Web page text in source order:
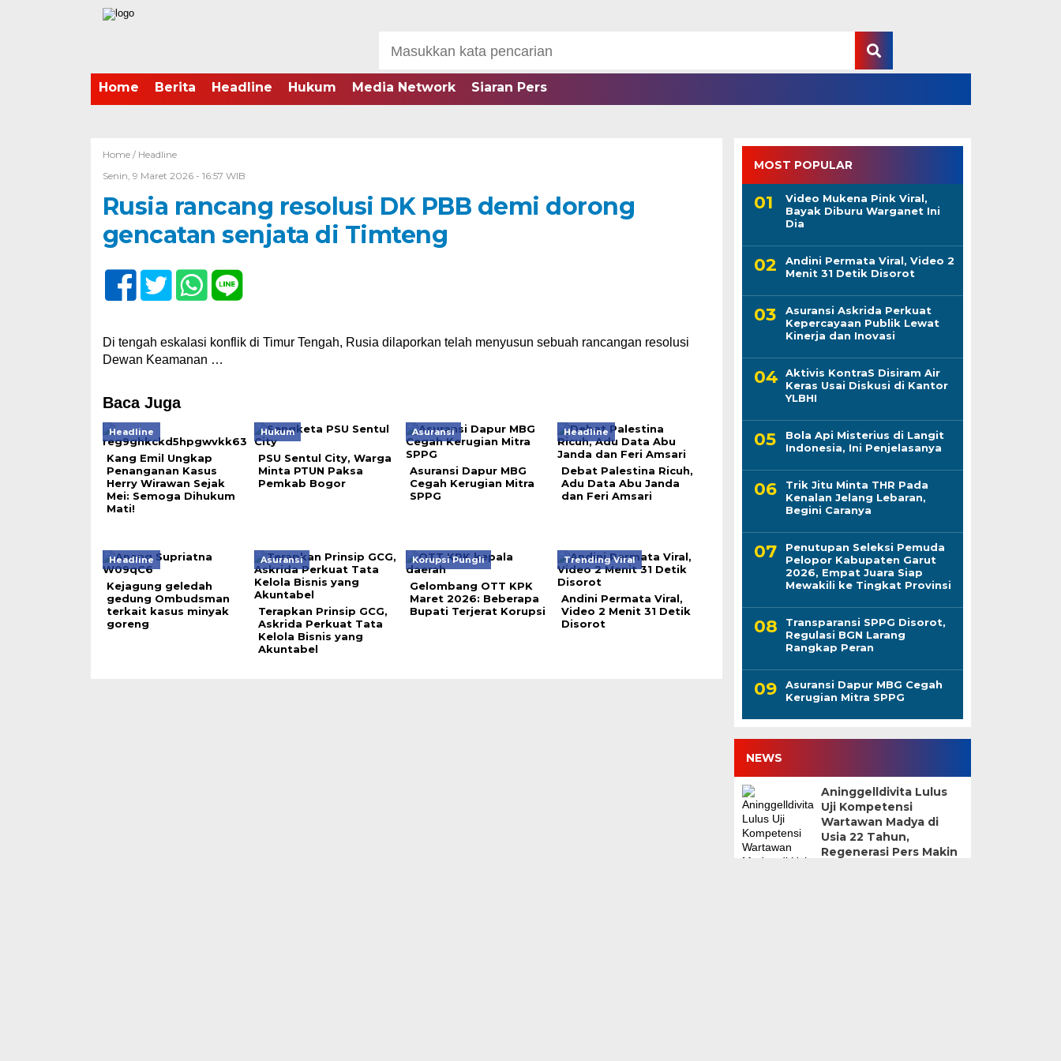
Home Berita Headline Hukum Media Network Siaran Pers
Home / Headline
Senin, 9 Maret 2026 - 16:57 WIB
Rusia rancang resolusi DK PBB demi dorong
gencatan senjata di Timteng
Di tengah eskalasi konflik di Timur Tengah, Rusia dilaporkan telah menyusun sebuah rancangan resolusi
Dewan Keamanan …
Baca Juga
Headline
Kang Emil Ungkap
Penanganan Kasus
Herry Wirawan Sejak
Mei: Semoga Dihukum
Mati!
Hukum
PSU Sentul City, Warga
Minta PTUN Paksa
Pemkab Bogor
Asuransi
Asuransi Dapur MBG
Cegah Kerugian Mitra
SPPG
Headline
Debat Palestina Ricuh,
Adu Data Abu Janda
dan Feri Amsari
Headline
Kejagung geledah
gedung Ombudsman
terkait kasus minyak
goreng
Asuransi
Terapkan Prinsip GCG,
Askrida Perkuat Tata
Kelola Bisnis yang
Akuntabel
Korupsi Pungli
Gelombang OTT KPK
Maret 2026: Beberapa
Bupati Terjerat Korupsi
Trending Viral
Andini Permata Viral,
Video 2 Menit 31 Detik
Disorot
MOST POPULAR
Video Mukena Pink Viral,
Bayak Diburu Warganet Ini
Dia
Andini Permata Viral, Video 2
Menit 31 Detik Disorot
Asuransi Askrida Perkuat
Kepercayaan Publik Lewat
Kinerja dan Inovasi
Aktivis KontraS Disiram Air
Keras Usai Diskusi di Kantor
YLBHI
Bola Api Misterius di Langit
Indonesia, Ini Penjelasanya
Trik Jitu Minta THR Pada
Kenalan Jelang Lebaran,
Begini Caranya
Penutupan Seleksi Pemuda
Pelopor Kabupaten Garut
2026, Empat Juara Siap
Mewakili ke Tingkat Provinsi
Transparansi SPPG Disorot,
Regulasi BGN Larang
Rangkap Peran
Asuransi Dapur MBG Cegah
Kerugian Mitra SPPG
NEWS
Aninggelldivita Lulus
Uji Kompetensi
Wartawan Madya di
Usia 22 Tahun,
Regenerasi Pers Makin